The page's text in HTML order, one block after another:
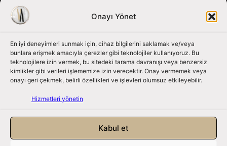
Onayı Yönet
En iyi deneyimleri sunmak için, cihaz bilgilerini saklamak ve/veya
bunlara erişmek amacıyla çerezler gibi teknolojiler kullanıyoruz. Bu
teknolojilere izin vermek, bu sitedeki tarama davranışı veya benzersiz
kimlikler gibi verileri işlememize izin verecektir. Onay vermemek veya
onayı geri çekmek, belirli özellikleri ve işlevleri olumsuz etkileyebilir.
Hizmetleri yönetin
Kabul et
Bizimle iletişime geçin: info@nouvart.net
Bizi Takip Edin